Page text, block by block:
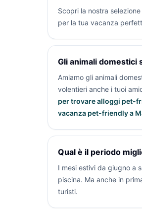
Scopri la nostra
per la tua vacanza
Gli animali domestici
Amiamo gli animali
volentieri anche i tuoi
per trovare alloggi pet-
vacanza pet-friendly a
Qual è il periodo
I mesi estivi da giugno a
piscina. Ma anche in
turisti.